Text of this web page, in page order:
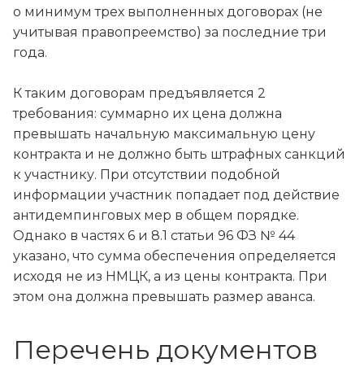
о минимум трех выполненных договорах (не
учитывая правопреемство) за последние три
года.
К таким договорам предъявляется 2
требования: суммарно их цена должна
превышать начальную максимальную цену
контракта и не должно быть штрафных санкций
к участнику. При отсутствии подобной
информации участник попадает под действие
антидемпинговых мер в общем порядке.
Однако в частях 6 и 8.1 статьи 96 ФЗ № 44
указано, что сумма обеспечения определяется
исходя не из НМЦК, а из цены контракта. При
этом она должна превышать размер аванса.
Перечень документов